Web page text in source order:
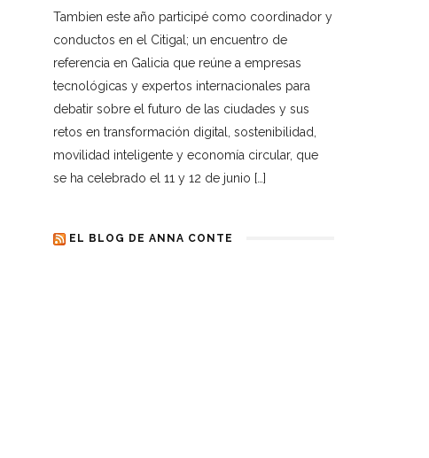
Tambien este año participé como coordinador y
conductos en el Citigal; un encuentro de
referencia en Galicia que reúne a empresas
tecnológicas y expertos internacionales para
debatir sobre el futuro de las ciudades y sus
retos en transformación digital, sostenibilidad,
movilidad inteligente y economía circular, que
se ha celebrado el 11 y 12 de junio […]
EL BLOG DE ANNA CONTE